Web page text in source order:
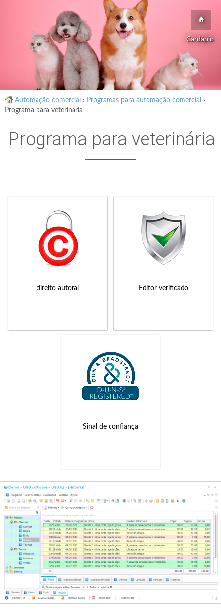
Cardápio
Automação comercial › Programas para automação comercial
›
Programa para veterinária
Programa para veterinária
direito autoral Editor verificado
Sinal de confiança